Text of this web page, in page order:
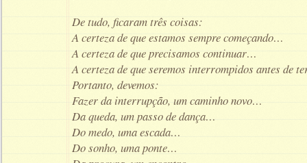
De tudo, ficaram três coisas:
A certeza de que estamos sempre começando…
A certeza de que precisamos continuar…
A certeza de que seremos interrompidos antes de
Portanto, devemos:
Fazer da interrupção, um caminho novo…
Da queda, um passo de dança…
Do medo, uma escada…
Do sonho, uma ponte…